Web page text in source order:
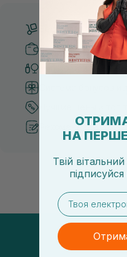
Бесплатная
Безопасные
Только
Система бонусов и
Рекомендации от
НА
Твій
підписуйся
email